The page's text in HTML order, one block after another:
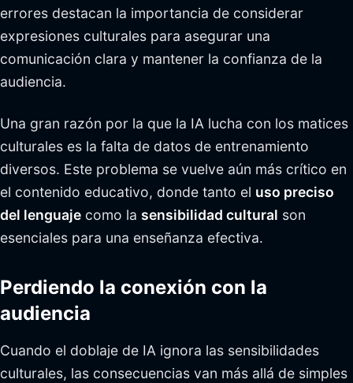
errores destacan la importancia de considerar
expresiones culturales para asegurar una
comunicación clara y mantener la confianza de la
audiencia.
Una gran razón por la que la IA lucha con los matices
culturales es la falta de datos de entrenamiento
diversos. Este problema se vuelve aún más crítico en
el contenido educativo, donde tanto el uso preciso
del lenguaje como la sensibilidad cultural son
esenciales para una enseñanza efectiva.
Perdiendo la conexión con la
audiencia
Cuando el doblaje de IA ignora las sensibilidades
culturales, las consecuencias van más allá de simples